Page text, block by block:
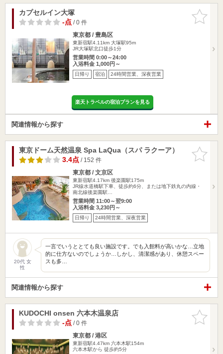
お気に入
りに追加
カプセルイン大塚
-点/ 0 件
東京都 / 豊島区
東新宿駅4.11km 大塚駅95m
JR大塚駅北口徒歩1分
営業時間 0:00～24:00
入浴料金 1,000円～
日帰り 宿泊 24時間営業、深夜営業
楽天トラベルの宿泊プランを見る
関連情報から探す
お気に入
りに追加
東京ドーム天然温泉 Spa LaQua（スパ ラクーア）
3.4点/ 152 件
東京都 / 文京区
東新宿駅4.17km 後楽園駅175m
JR線水道橋駅下車、徒歩約6分、または地下鉄丸の内線・
南北線後楽園駅…
営業時間 11:00～翌9:00
入浴料金 3,230円～
日帰り 24時間営業、深夜営業
20代 女
性
一言でいうととても良い施設です。でも入館料が高いかな…立地
的に仕方ないのでしょうか…しかし、清潔感があり、休憩スペー
スも多…
関連情報から探す
お気に入
りに追加
KUDOCHI onsen 六本木温泉店
-点/ 0 件
東京都 / 港区
東新宿駅4.47km 六本木駅154m
六本木駅から 徒歩約5分